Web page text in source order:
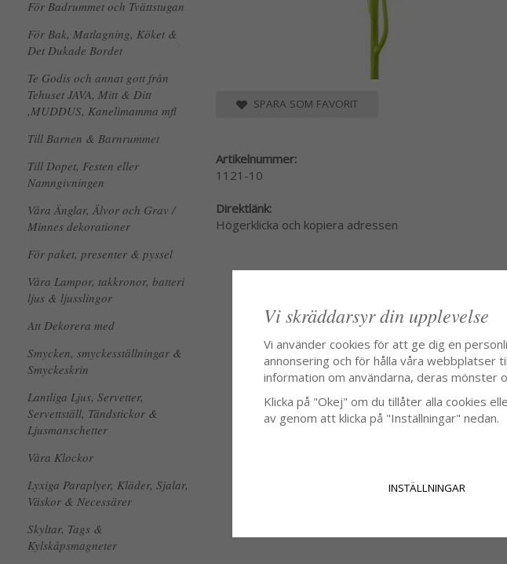
För Badrummet och Tvättstugan
För Bak, Matlagning, Köket &
Det Dukade Bordet
Te Godis och annat gott från
Tehuset JAVA, Mitt & Ditt
,MUDDUS, Kanelimamma mfl
Till Barnen & Barnrummet
Till Dopet, Festen eller
Namngivningen
Våra Änglar, Älvor och Grav /
Minnes dekorationer
För paket, presenter & pyssel
Våra Lampor, takkronor, batteri
ljus & ljusslingor
Att Dekorera med
Smycken, smyckesställningar &
Smyckeskrin
Lantliga Ljus, Servetter,
Servettställ, Tändstickor &
Ljusmanschetter
Våra Klockor
Lyxiga Paraplyer, Kläder, Sjalar,
Väskor & Necessärer
Skyltar, Tags &
Kylskåpsmagneter
SPARA SOM FAVORIT
Artikelnummer:
1121-10
Direktlänk:
Högerklicka och kopiera adressen
Vi skräddarsyr din upplevelse
Vi använder cookies för att ge dig en
annonsering och för hålla våra webbplatser
information om användarna, deras mönster
Klicka på "Okej" om du tillåter alla cookies
av genom att klicka på "Inställningar" nedan.
INSTÄLLNINGAR